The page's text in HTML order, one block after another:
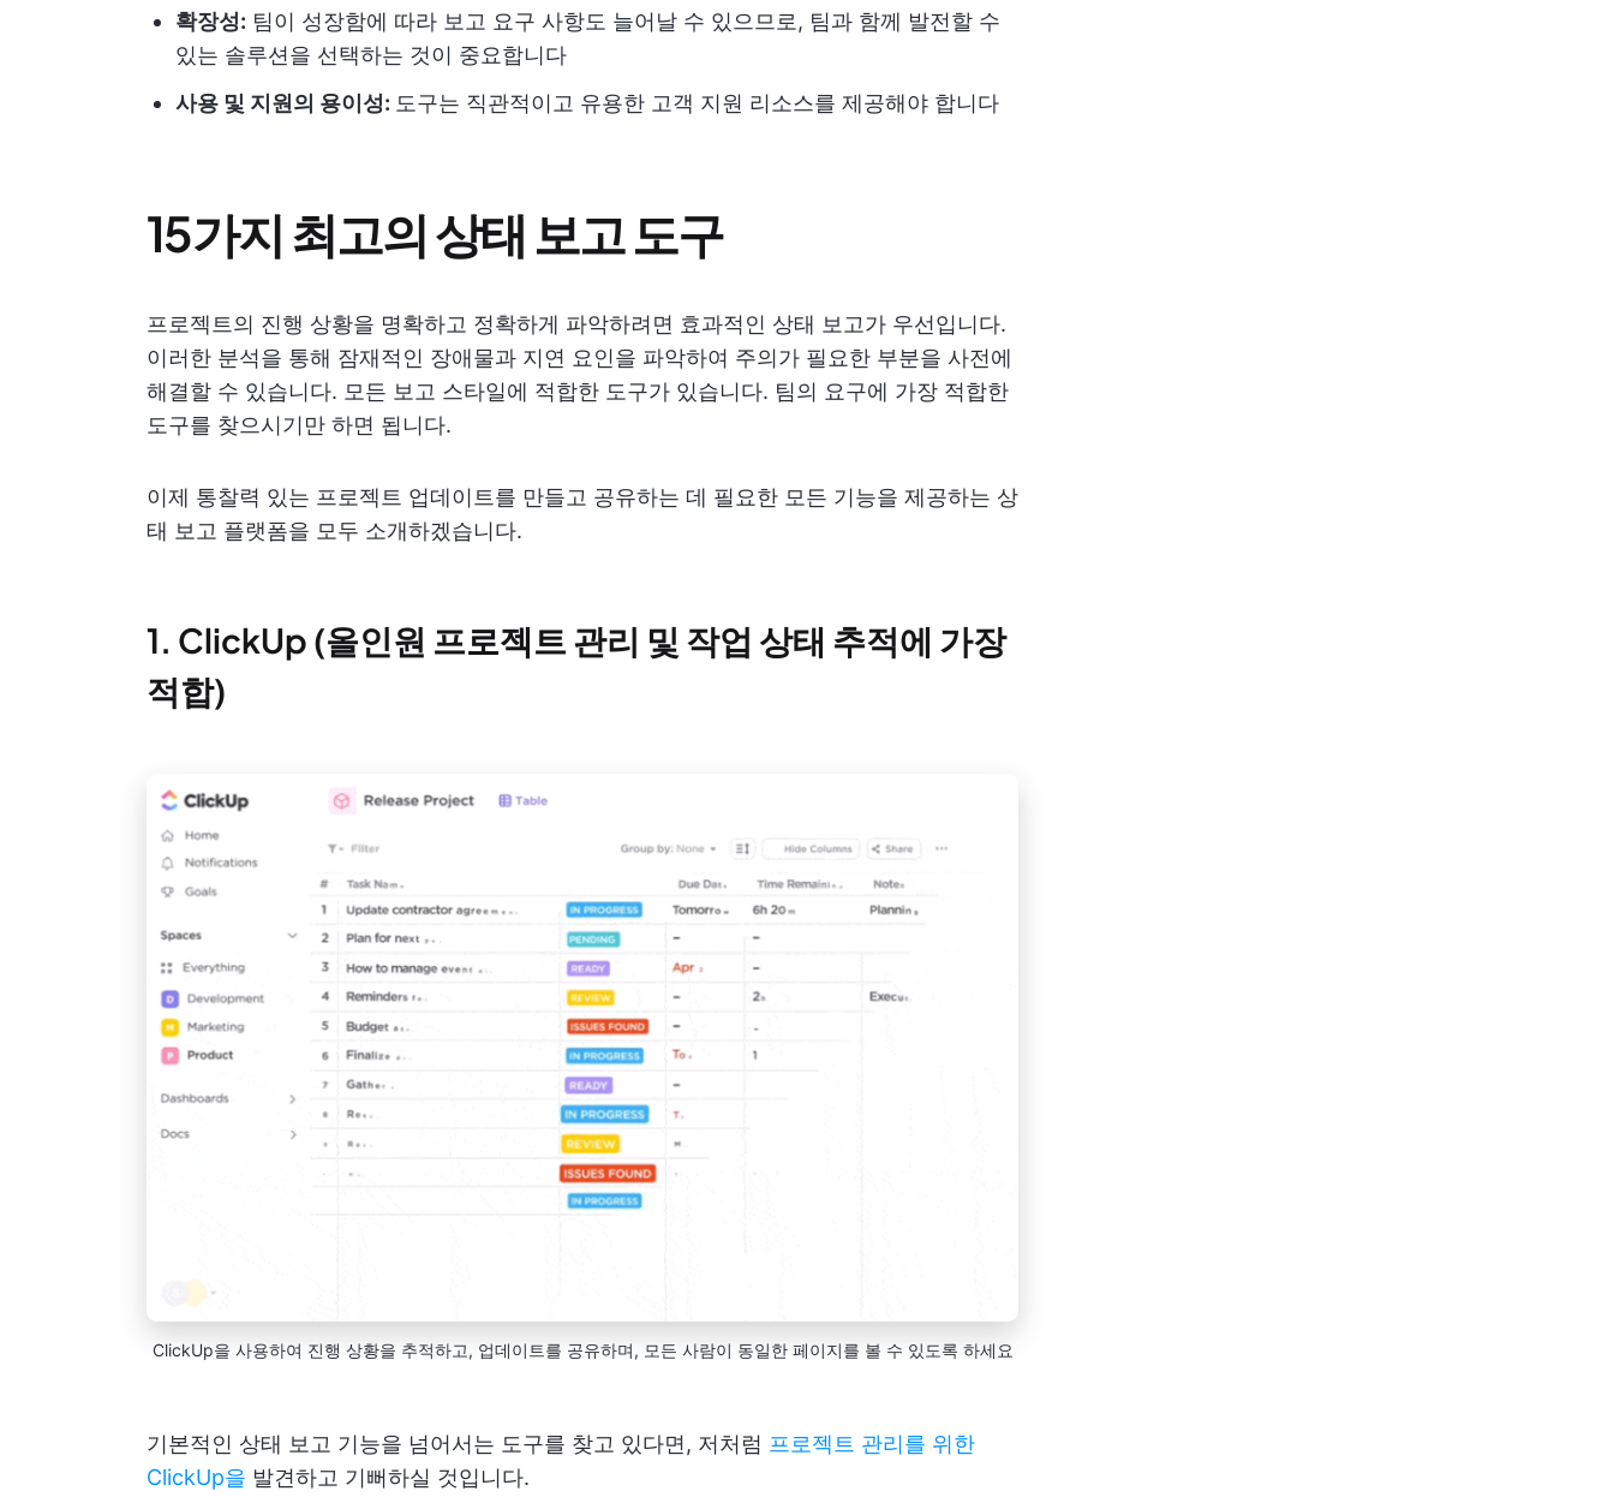
확장성: 팀이 성장함에 따라 보고 요구 사항도 늘어날 수 있으므로, 팀과 함께 발전할 수
있는 솔루션을 선택하는 것이 중요합니다
사용 및 지원의 용이성: 도구는 직관적이고 유용한 고객 지원 리소스를 제공해야 합니다
15가지 최고의 상태 보고 도구
프로젝트의 진행 상황을 명확하고 정확하게 파악하려면 효과적인 상태 보고가 우선입니다.
이러한 분석을 통해 잠재적인 장애물과 지연 요인을 파악하여 주의가 필요한 부분을 사전에
해결할 수 있습니다. 모든 보고 스타일에 적합한 도구가 있습니다. 팀의 요구에 가장 적합한
도구를 찾으시기만 하면 됩니다.
이제 통찰력 있는 프로젝트 업데이트를 만들고 공유하는 데 필요한 모든 기능을 제공하는 상
태 보고 플랫폼을 모두 소개하겠습니다.
1. ClickUp (올인원 프로젝트 관리 및 작업 상태 추적에 가장
적합)
ClickUp을 사용하여 진행 상황을 추적하고, 업데이트를 공유하며, 모든 사람이 동일한 페이지를 볼 수 있도록 하세요
기본적인 상태 보고 기능을 넘어서는 도구를 찾고 있다면, 저처럼 프로젝트 관리를 위한
ClickUp을 발견하고 기뻐하실 것입니다.